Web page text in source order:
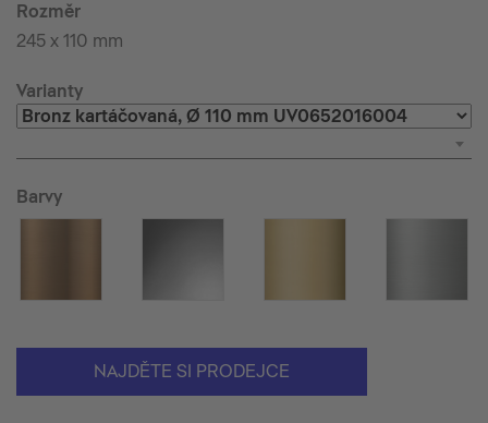
Rozměr
245 x 110 mm
Varianty
Barvy
NAJDĚTE SI PRODEJCE